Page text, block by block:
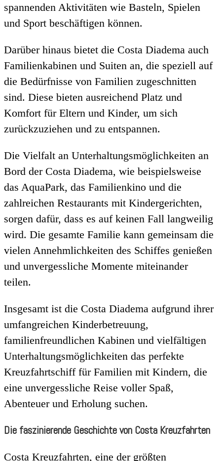
spannenden Aktivitäten wie Basteln, Spielen
und Sport beschäftigen können.
Darüber hinaus bietet die Costa Diadema auch
Familienkabinen und Suiten an, die speziell auf
die Bedürfnisse von Familien zugeschnitten
sind. Diese bieten ausreichend Platz und
Komfort für Eltern und Kinder, um sich
zurückzuziehen und zu entspannen.
Die Vielfalt an Unterhaltungsmöglichkeiten an
Bord der Costa Diadema, wie beispielsweise
das AquaPark, das Familienkino und die
zahlreichen Restaurants mit Kindergerichten,
sorgen dafür, dass es auf keinen Fall langweilig
wird. Die gesamte Familie kann gemeinsam die
vielen Annehmlichkeiten des Schiffes genießen
und unvergessliche Momente miteinander
teilen.
Insgesamt ist die Costa Diadema aufgrund ihrer
umfangreichen Kinderbetreuung,
familienfreundlichen Kabinen und vielfältigen
Unterhaltungsmöglichkeiten das perfekte
Kreuzfahrtschiff für Familien mit Kindern, die
eine unvergessliche Reise voller Spaß,
Abenteuer und Erholung suchen.
Die faszinierende Geschichte von Costa Kreuzfahrten
Costa Kreuzfahrten, eine der größten